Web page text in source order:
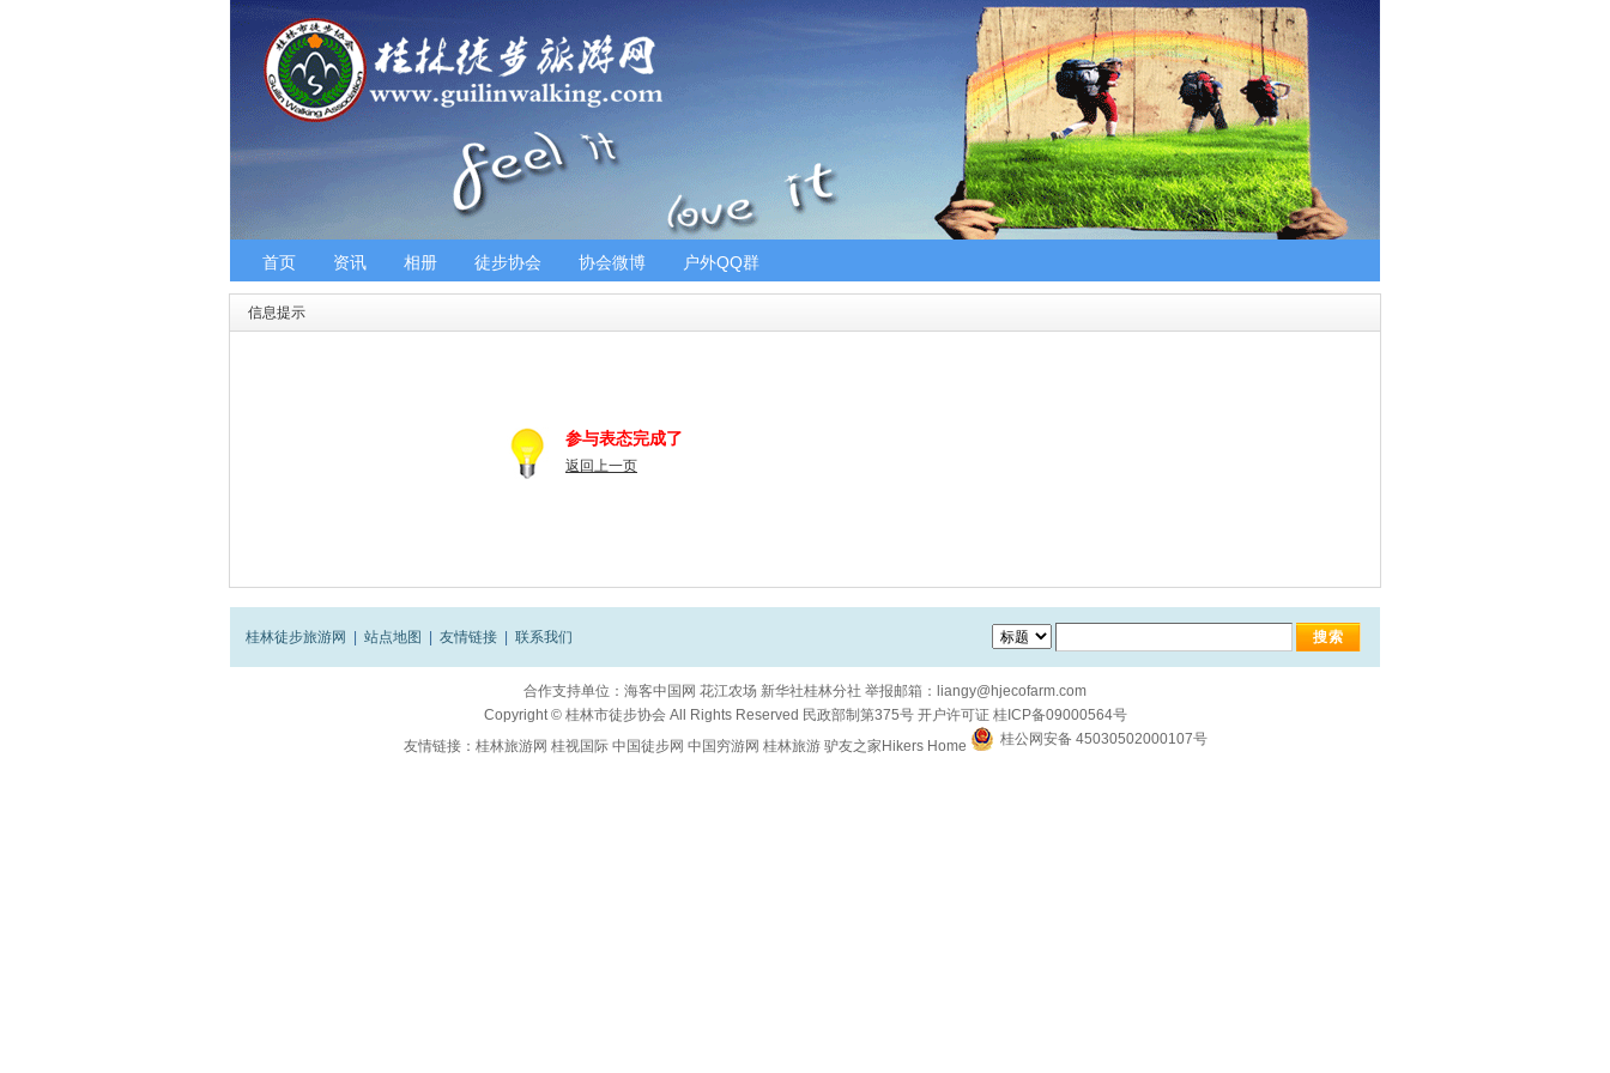
首页 资讯 相册 徒步协会 协会微博 户外QQ群
信息提示
参与表态完成了
返回上一页
桂林徒步旅游网 站点地图 友情链接 联系我们
合作支持单位： 海客中国网 花江农场 新华社桂林分社 举报邮箱： liangy@hjecofarm.com
Copyright © 桂林市徒步协会All Rights Reserved 民政部制第375号 开户许可证 桂ICP备09000564号
友情链接： 桂林旅游网 桂视国际 中国徒步网 中国穷游网 桂林旅游 驴友之家Hikers Home 桂公网安备 45030502000107号